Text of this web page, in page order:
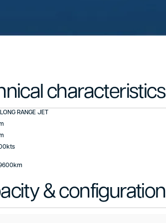
characteristics
RANGE JET
& configuration